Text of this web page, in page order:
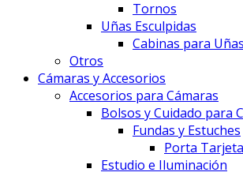
Tornos
Uñas Esculpidas
Cabinas para Uñas
Otros
Cámaras y Accesorios
Accesorios para Cámaras
Bolsos y Cuidado para
Fundas y Estuches
Porta
Estudio e Iluminación